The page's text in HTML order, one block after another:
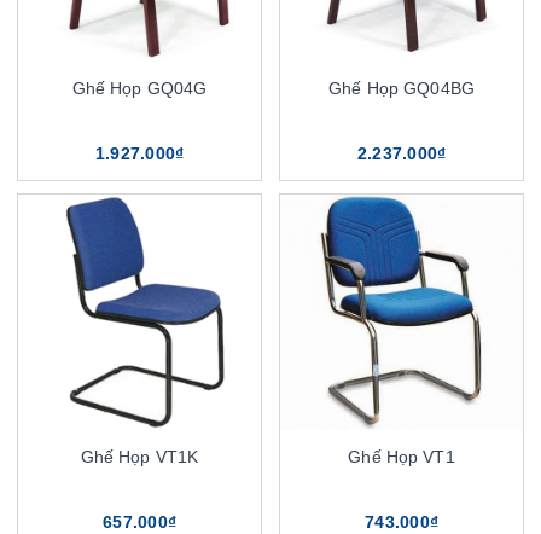
Ghế Họp GQ04G
1.927.000₫
Ghế Họp GQ04BG
2.237.000₫
Ghế Họp VT1K
657.000₫
Ghế Họp VT1
743.000₫